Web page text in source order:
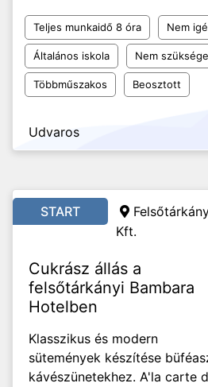
Teljes munkaidő 8 óra Nem
Általános iskola Nem
Többműszakos Beosztott
Udvaros
START
Kft.
Cukrász állás a
felsőtárkányi Bambara
Hotelben
Klasszikus és modern
sütemények készítése
kávészünetekhez. A'la carte